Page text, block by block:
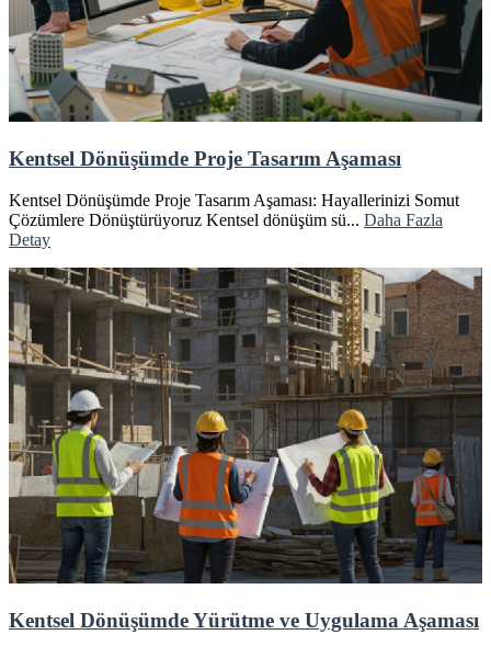
Kentsel Dönüşümde Proje Tasarım Aşaması
Kentsel Dönüşümde Proje Tasarım Aşaması: Hayallerinizi Somut
Çözümlere Dönüştürüyoruz Kentsel dönüşüm sü... Daha Fazla
Detay
Kentsel Dönüşümde Yürütme ve Uygulama Aşaması